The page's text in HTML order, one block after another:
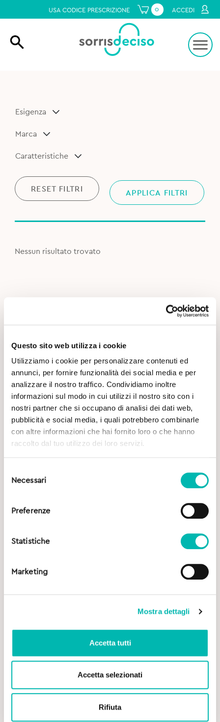
Questo sito web utilizza i cookie
Utilizziamo i cookie per personalizzare contenuti ed
annunci, per fornire funzionalità dei social media e per
analizzare il nostro traffico. Condividiamo inoltre
informazioni sul modo in cui utilizzi il nostro sito con i
nostri partner che si occupano di analisi dei dati web,
pubblicità e social media, i quali potrebbero combinarle
con altre informazioni che hai fornito loro o che hanno
raccolto dal tuo utilizzo dei loro servizi.
delNecessari
Preferenze
Statistiche
Marketing
Mostra dettagli
Accetta tutti
Accetta selezionati
Rifiuta
USA CODICE PRESCRIZIONE 0 ACCEDI
Esigenza
Marca
Caratteristiche
RESET FILTRI APPLICA FILTRI
Nessun risultato trovato